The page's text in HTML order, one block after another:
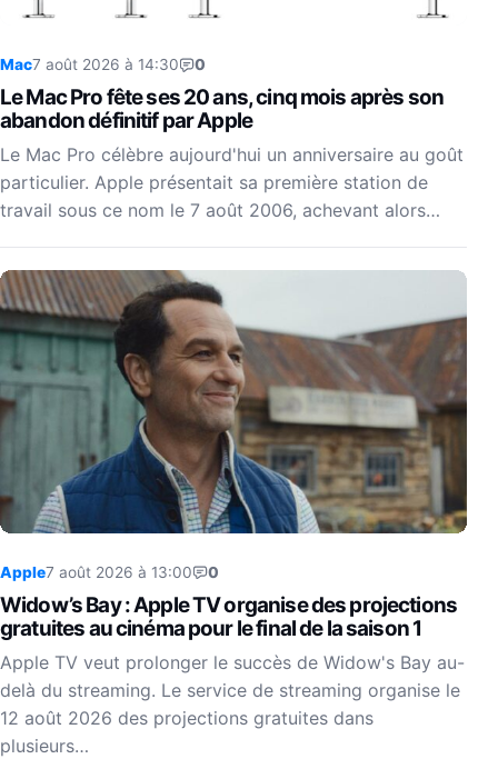
Mac7 août 2026 à 14:30 0
Le Mac Pro fête ses 20 ans, cinq mois après son
abandon définitif par Apple
Le Mac Pro célèbre aujourd'hui un anniversaire au goût
particulier. Apple présentait sa première station de
travail sous ce nom le 7 août 2006, achevant alors…
Apple7 août 2026 à 13:00 0
Widow’s Bay : Apple TV organise des projections
gratuites au cinéma pour le final de la saison 1
Apple TV veut prolonger le succès de Widow's Bay au-
delà du streaming. Le service de streaming organise le
12 août 2026 des projections gratuites dans
plusieurs…